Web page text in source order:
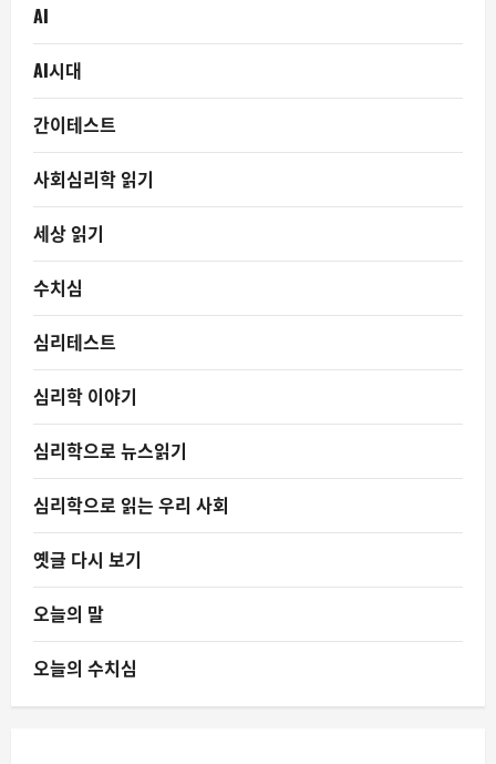
AI
AI시대
간이테스트
사회심리학 읽기
세상 읽기
수치심
심리테스트
심리학 이야기
심리학으로 뉴스읽기
심리학으로 읽는 우리 사회
옛글 다시 보기
오늘의 말
오늘의 수치심